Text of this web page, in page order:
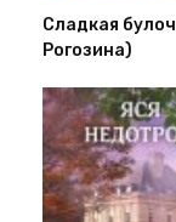
Сладкая
Рогозина)